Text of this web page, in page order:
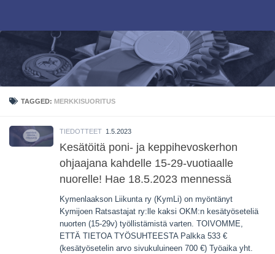
TAGGED: MERKKISUORITUS
TIEDOTTEET 1.5.2023
Kesätöitä poni- ja keppihevoskerhon
ohjaajana kahdelle 15-29-vuotiaalle
nuorelle! Hae 18.5.2023 mennessä
Kymenlaakson Liikunta ry (KymLi) on myöntänyt
Kymijoen Ratsastajat ry:lle kaksi OKM:n kesätyöseteliä
nuorten (15-29v) työllistämistä varten. TOIVOMME,
ETTÄ TIETOA TYÖSUHTEESTA Palkka 533 €
(kesätyösetelin arvo sivukuluineen 700 €) Työaika yht.